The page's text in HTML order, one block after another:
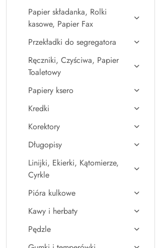
Papier składanka, Rolki
kasowe, Papier Fax
Przekładki do segregatora
Ręczniki, Czyściwa, Papier
Toaletowy
Papiery ksero
Kredki
Korektory
Długopisy
Linijki, Ekierki, Kątomierze,
Cyrkle
Pióra kulkowe
Kawy i herbaty
Pędzle